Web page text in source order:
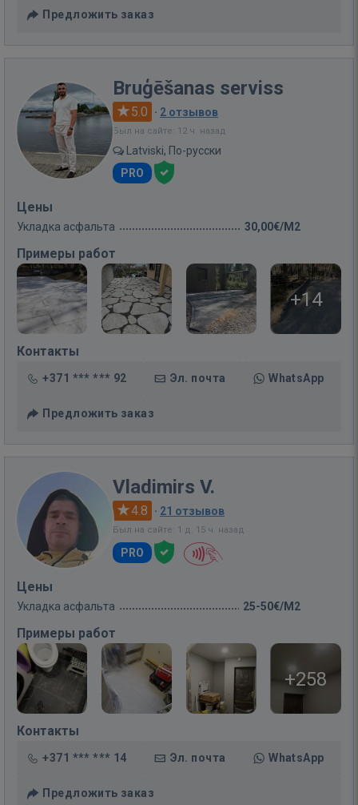
Предложить заказ
Bruģēšanas serviss
5.0 · 2 отзывов
Был на сайте: 12 ч. назад
Latviski, По-русски
PRO
Цены
Укладка асфальта 30,00€/M2
Примеры работ
+14
Контакты
+371 *** *** 92 Эл. почта WhatsApp
Предложить заказ
Vladimirs V.
4.8 · 21 отзывов
Был на сайте: 1 д. 15 ч. назад
PRO
Цены
Укладка асфальта 25-50€/M2
Примеры работ
+258
Контакты
+371 *** *** 14 Эл. почта WhatsApp
Предложить заказ